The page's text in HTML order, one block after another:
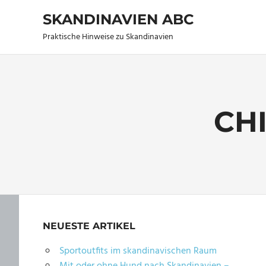
SKANDINAVIEN ABC
Praktische Hinweise zu Skandinavien
NEUESTE ARTIKEL
Sportoutfits im skandinavischen Raum